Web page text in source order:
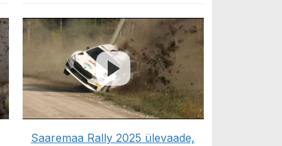
Saaremaa Rally 2025 ülevaade,